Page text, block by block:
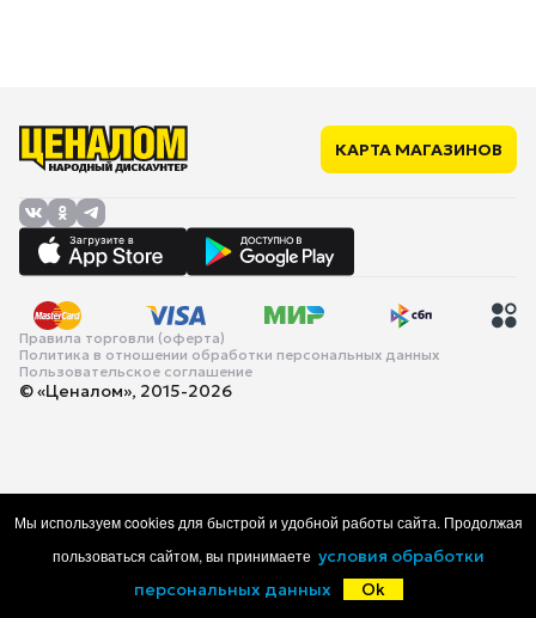
КАРТА МАГАЗИНОВ
Правила торговли (оферта)
Политика в отношении обработки персональных данных
Пользовательское соглашение
© «Ценалом», 2015-2026
Каталог Корзина Избранное
Мы используем cookies для быстрой и удобной работы сайта. Продолжая
пользоваться сайтом, вы принимаете условия обработки
персональных данных
Ok